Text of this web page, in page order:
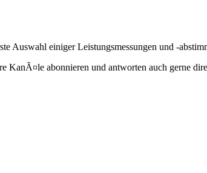
Auswahl einiger Leistungsmessungen und -
KanÃ¤le abonnieren und antworten auch gerne